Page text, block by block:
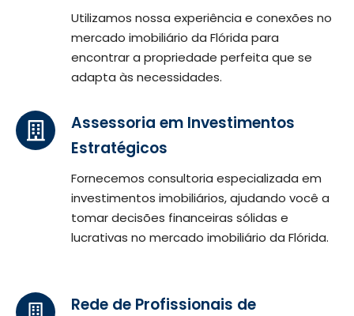
Utilizamos nossa experiência e conexões no
mercado imobiliário da Flórida para
encontrar a propriedade perfeita que se
adapta às necessidades.
Assessoria em Investimentos
Estratégicos
Fornecemos consultoria especializada em
investimentos imobiliários, ajudando você a
tomar decisões financeiras sólidas e
lucrativas no mercado imobiliário da Flórida.
Rede de Profissionais de